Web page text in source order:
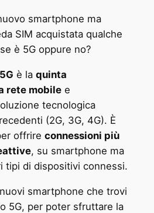
smartphone ma
SIM acquistata qualche
è 5G oppure no?
5G è la quinta
rete mobilee
tecnologica
(2G, 3G, 4G). È
offrire connessioni più
, su smartphone ma
tipi di dispositivi connessi.
smartphone che trovi
5G, per poter sfruttare la